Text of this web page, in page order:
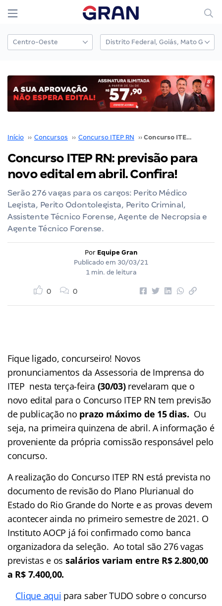
Início ›› Concursos ›› Concurso ITEP RN ›› Concurso ITEP RN: previsão para novo edital em abril. Confira!
Concurso ITEP RN: previsão para
novo edital em abril. Confira!
Serão 276 vagas para os cargos: Perito Médico
Legista, Perito Odontolegista, Perito Criminal,
Assistente Técnico Forense, Agente de Necropsia e
Agente Técnico Forense.
Por Equipe Gran
Publicado em 30/03/21
1 min. de leitura
0 0
Fique ligado, concurseiro! Novos
pronunciamentos da Assessoria de Imprensa do
ITEP nesta terça-feira (30/03)revelaram que o
novo edital para o Concurso ITEP RN tem previsão
de publicação no prazo máximo de 15 dias. Ou
seja, na primeira quinzena de abril. A informação é
proveniente da própria comissão responsável pelo
concurso.
A realização do Concurso ITEP RN está prevista no
documento de revisão do Plano Plurianual do
Estado do Rio Grande do Norte e as provas devem
acontecer ainda no primeiro semestre de 2021. O
Instituto AOCP já foi confirmado como banca
organizadora da seleção. Ao total são 276 vagas
previstas e os salários variam entre R$ 2.800,00
a R$ 7.400,00.
Clique aqui para saber TUDO sobre o concurso